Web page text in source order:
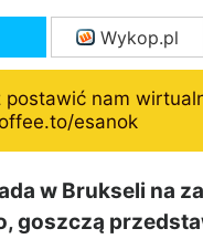
Wykop.pl
postawić nam
esanok
w Brukseli na
goszczą